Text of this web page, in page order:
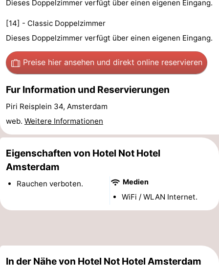
Forum
Reisebuchshop
Verkehr
Route
Hauptbahnhof
Schiphol
Eindhoven
Touristen
Adressen
Wetter
Dieses Doppelzimmer verfügt über einen eigenen Eingang.
[14] - Classic Doppelzimmer
Dieses Doppelzimmer verfügt über einen eigenen Eingang.
Preise hier ansehen und direkt online reservieren
Fur Information und Reservierungen
Piri Reisplein 34, Amsterdam
web. Weitere Informationen
Eigenschaften von Hotel Not Hotel
Amsterdam
Rauchen verboten. Medien
WiFi / WLAN Internet.
In der Nähe von Hotel Not Hotel Amsterdam